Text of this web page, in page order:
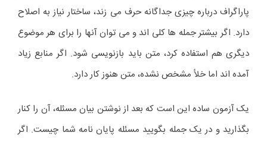
پاراگراف درباره چیزی جداگانه حرف می زند، ساختار نیاز به اصلاح
دارد. اگر بیشتر جمله ها کلی اند و می توان آنها را برای هر موضوع
دیگری هم استفاده کرد، متن باید بازنویسی شود. اگر منابع زیاد
آمده اند اما خلأ مشخص نشده، متن هنوز کار دارد.
یک آزمون ساده این است که بعد از نوشتن بیان مسئله، آن را کنار
بگذارید و در یک جمله بگویید مسئله پایان نامه شما چیست. اگر